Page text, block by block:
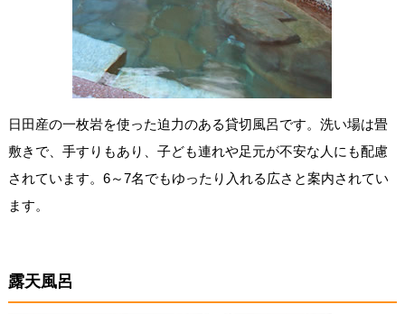
日田産の一枚岩を使った迫力のある貸切風呂です。洗い場は畳
敷きで、手すりもあり、子ども連れや足元が不安な人にも配慮
されています。6～7名でもゆったり入れる広さと案内されてい
ます。
露天風呂